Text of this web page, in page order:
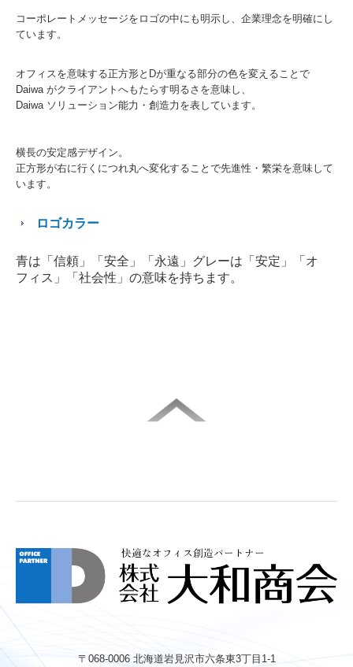
コーポレートメッセージをロゴの中にも明示し、企業理念を明確にし
ています。
オフィスを意味する正方形とDが重なる部分の色を変えることで
Daiwa がクライアントへもたらす明るさを意味し、
Daiwa ソリューション能力・創造力を表しています。
横長の安定感デザイン。
正方形が右に行くにつれ丸へ変化することで先進性・繁栄を意味して
います。
ロゴカラー
青は「信頼」「安全」「永遠」グレーは「安定」「オ
フィス」「社会性」の意味を持ちます。
〒068-0006 北海道岩見沢市六条東3丁目1-1